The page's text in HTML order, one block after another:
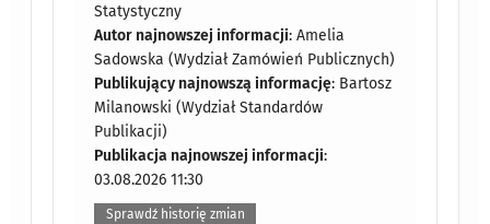
Statystyczny
Autor najnowszej informacji: Amelia
Sadowska (Wydział Zamówień Publicznych)
Publikujący najnowszą informację: Bartosz
Milanowski (Wydział Standardów
Publikacji)
Publikacja najnowszej informacji:
03.08.2026 11:30
Sprawdź historię zmian